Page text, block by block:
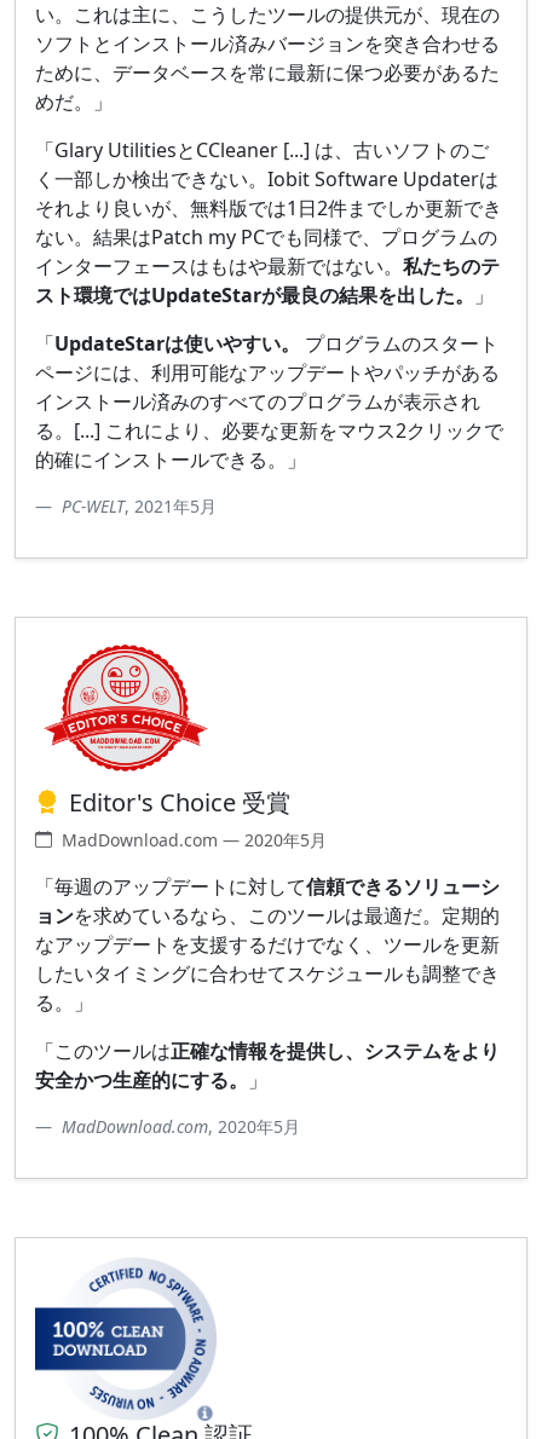
い。これは主に、こうしたツールの提供元が、現在の
ソフトとインストール済みバージョンを突き合わせる
ために、データベースを常に最新に保つ必要があるた
めだ。」
「Glary UtilitiesとCCleaner [...] は、古いソフトのご
く一部しか検出できない。Iobit Software Updaterは
それより良いが、無料版では1日2件までしか更新でき
ない。結果はPatch my PCでも同様で、プログラムの
インターフェースはもはや最新ではない。 私たちのテ
スト環境ではUpdateStarが最良の結果を出した。 」
「UpdateStarは使いやすい。
プログラムのスタート
ページには、利用可能なアップデートやパッチがある
インストール済みのすべてのプログラムが表示され
る。[...] これにより、必要な更新をマウス2クリックで
的確にインストールできる。」
PC-WELT, 2021年5月
Editor's Choice 受賞
MadDownload.com — 2020年5月
「毎週のアップデートに対して信頼できるソリューシ
ョンを求めているなら、このツールは最適だ。定期的
なアップデートを支援するだけでなく、ツールを更新
したいタイミングに合わせてスケジュールも調整でき
る。」
「このツールは正確な情報を提供し、システムをより
安全かつ生産的にする。
」
MadDownload.com, 2020年5月